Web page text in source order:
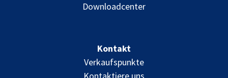
Downloadcenter
Kontakt
Verkaufspunkte